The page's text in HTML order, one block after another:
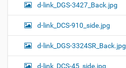
d-link_DGS-3427_Back.jpg
d-link_DCS-910_side.jpg
d-link_DGS-3324SR_Back.jpg
d-link_DCS-45_side.jpg